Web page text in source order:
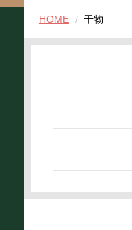
HOME 干物